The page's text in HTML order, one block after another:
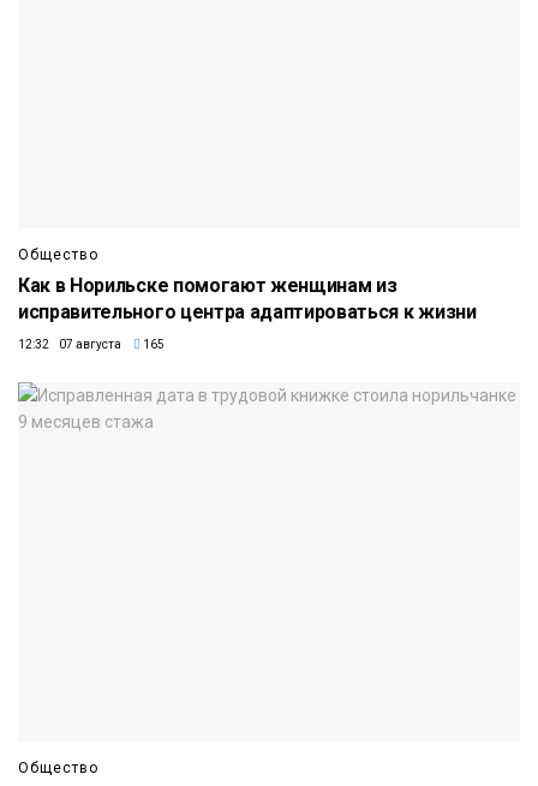
Общество
Как в Норильске помогают женщинам из
исправительного центра адаптироваться к жизни
12:32 07 августа 165
Общество